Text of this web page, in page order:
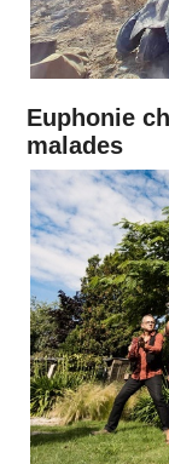
Euphonie
malades